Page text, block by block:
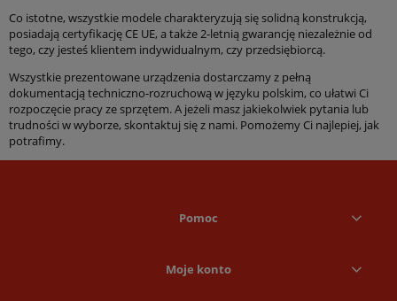
Co istotne, wszystkie modele charakteryzują się solidną konstrukcją,
posiadają certyfikację CE UE, a także 2-letnią gwarancję niezależnie od
tego, czy jesteś klientem indywidualnym, czy przedsiębiorcą.
Wszystkie prezentowane urządzenia dostarczamy z pełną
dokumentacją techniczno-rozruchową w języku polskim, co ułatwi Ci
rozpoczęcie pracy ze sprzętem. A jeżeli masz jakiekolwiek pytania lub
trudności w wyborze, skontaktuj się z nami. Pomożemy Ci najlepiej, jak
potrafimy.
Pomoc
Moje konto